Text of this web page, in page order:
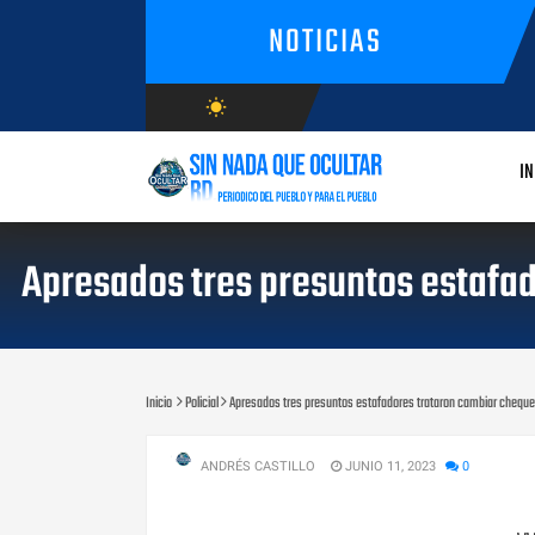
NOTICIAS
wb_sunny
AGOSTO/7/2026
Apresados tres presuntos
Inicio Policial Apresados tres presuntos estafadores trataron cambiar
ANDRÉS CASTILLO JUNIO 11, 2023 0